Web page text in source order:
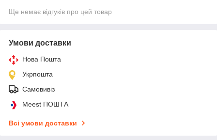
Ще немає відгуків про цей товар
Умови доставки
Нова Пошта
Укрпошта
Самовивіз
Meest ПОШТА
Всі умови доставки